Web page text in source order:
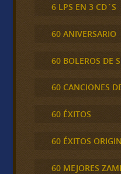
6 LPS EN 3 CD´S
60 ANIVERSARIO
60 BOLEROS DE
60 CANCIONES
60 ÉXITOS
60 ÉXITOS
60 MEJORES